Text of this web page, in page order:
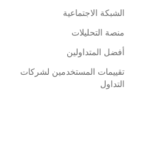
الشبكة الاجتماعية
منصة التحليلات
أفضل المتداولين
تقييمات المستخدمين لشركات
التداول